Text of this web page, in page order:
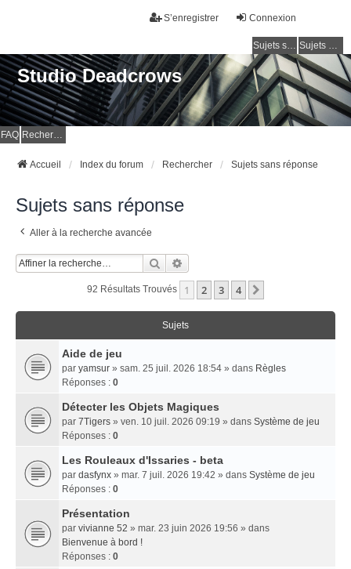
Connexion
S’enregistrer
Sujets sans réponse Sujets actifs
Studio Deadcrows
FAQ Rechercher
Accueil Index du forum Rechercher Sujets sans réponse
Sujets sans réponse
Aller à la recherche avancée
Rechercher
92 Résultats Trouvés 1 2 3 4
Sujets
Aide de jeu
par yamsur » sam. 25 juil. 2026 18:54 » dans Règles
Réponses : 0
Détecter les Objets Magiques
par 7Tigers » ven. 10 juil. 2026 09:19 » dans Système de jeu
Réponses : 0
Les Rouleaux d'Issaries - beta
par dasfynx » mar. 7 juil. 2026 19:42 » dans Système de jeu
Réponses : 0
Présentation
par vivianne 52 » mar. 23 juin 2026 19:56 » dans
Bienvenue à bord !
Réponses : 0